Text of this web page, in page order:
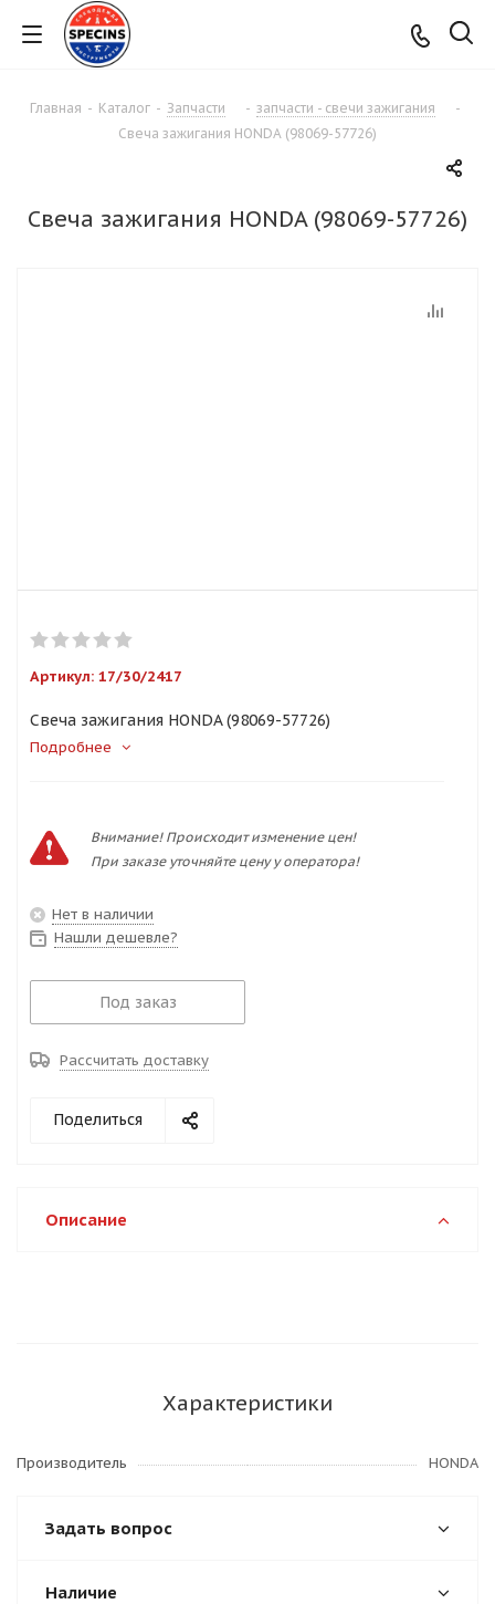
Главная - Каталог - Запчасти - запчасти - свечи зажигания
-
Свеча зажигания HONDA (98069-57726)
Свеча зажигания HONDA (98069-57726)
Артикул: 17/30/2417
Свеча зажигания HONDA (98069-57726)
Подробнее
Внимание! Происходит изменение цен!
При заказе уточняйте цену у оператора!
Нет в наличии
Нашли дешевле?
Под заказ
Рассчитать доставку
Поделиться
Описание
Характеристики
Производитель HONDA
Задать вопрос
Наличие